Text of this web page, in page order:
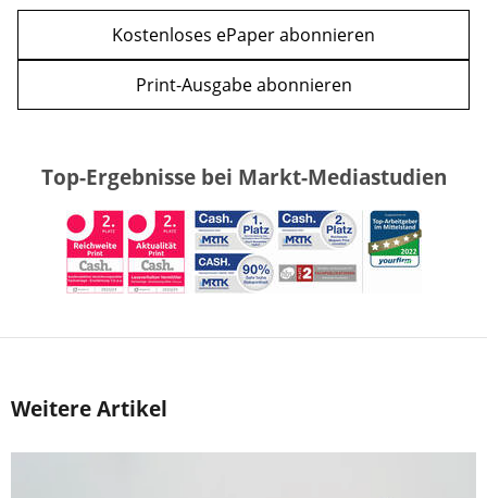
Kostenloses ePaper abonnieren
Print-Ausgabe abonnieren
Top-Ergebnisse bei Markt-Mediastudien
Weitere Artikel